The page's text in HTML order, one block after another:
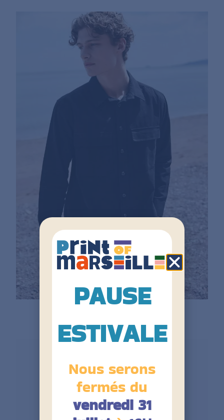
PAUSE
ESTIVALE
Nous serons
fermés du
vendredi 31